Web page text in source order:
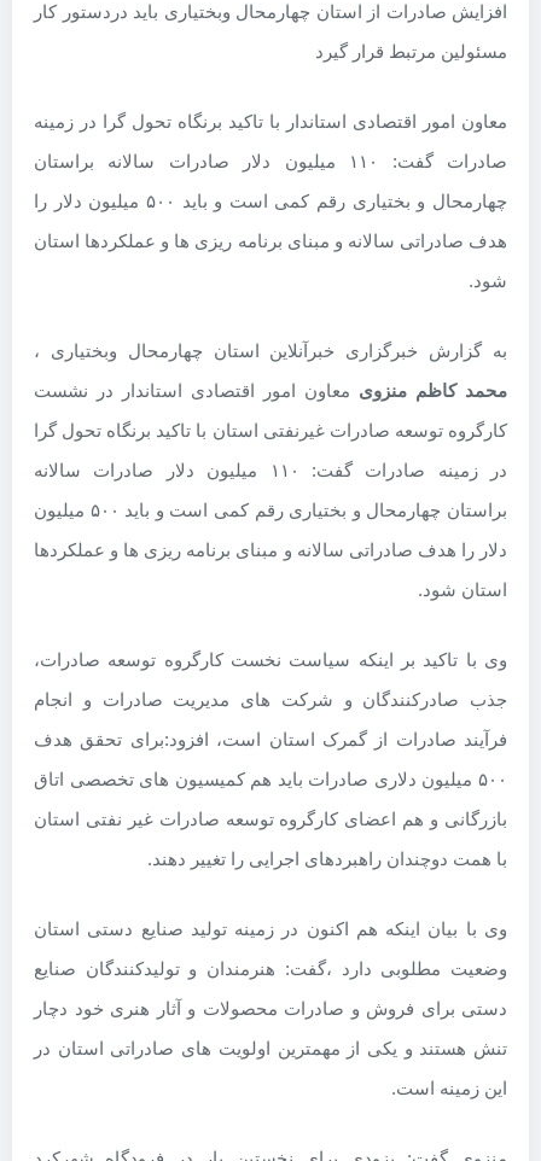
افزایش صادرات از استان چهارمحال وبختیاری باید دردستور کار
مسئولین مرتبط قرار گیرد
معاون امور اقتصادی استاندار با تاکید برنگاه تحول گرا در زمینه
صادرات گفت: ۱۱۰ میلیون دلار صادرات سالانه براستان
چهارمحال و بختیاری رقم کمی است و باید ۵۰۰ میلیون دلار را
هدف صادراتی سالانه و مبنای برنامه ریزی ها و عملکردها استان
شود.
به گزارش خبرگزاری خبرآنلاین استان چهارمحال وبختیاری ،
محمد کاظم منزوی معاون امور اقتصادی استاندار در نشست
کارگروه توسعه صادرات غیرنفتی استان با تاکید برنگاه تحول گرا
در زمینه صادرات گفت: ۱۱۰ میلیون دلار صادرات سالانه
براستان چهارمحال و بختیاری رقم کمی است و باید ۵۰۰ میلیون
دلار را هدف صادراتی سالانه و مبنای برنامه ریزی ها و عملکردها
استان شود.
وی با تاکید بر اینکه سیاست نخست کارگروه توسعه صادرات،
جذب صادرکنندگان و شرکت های مدیریت صادرات و انجام
فرآیند صادرات از گمرک استان است، افزود:برای تحقق هدف
۵۰۰ میلیون دلاری صادرات باید هم کمیسیون های تخصصی اتاق
بازرگانی و هم اعضای کارگروه توسعه صادرات غیر نفتی استان
با همت دوچندان راهبردهای اجرایی را تغییر دهند.
وی با بیان اینکه هم اکنون در زمینه تولید صنایع دستی استان
وضعیت مطلوبی دارد ،گفت: هنرمندان و تولیدکنندگان صنایع
دستی برای فروش و صادرات محصولات و آثار هنری خود دچار
تنش هستند و یکی از مهمترین اولویت های صادراتی استان در
این زمینه است.